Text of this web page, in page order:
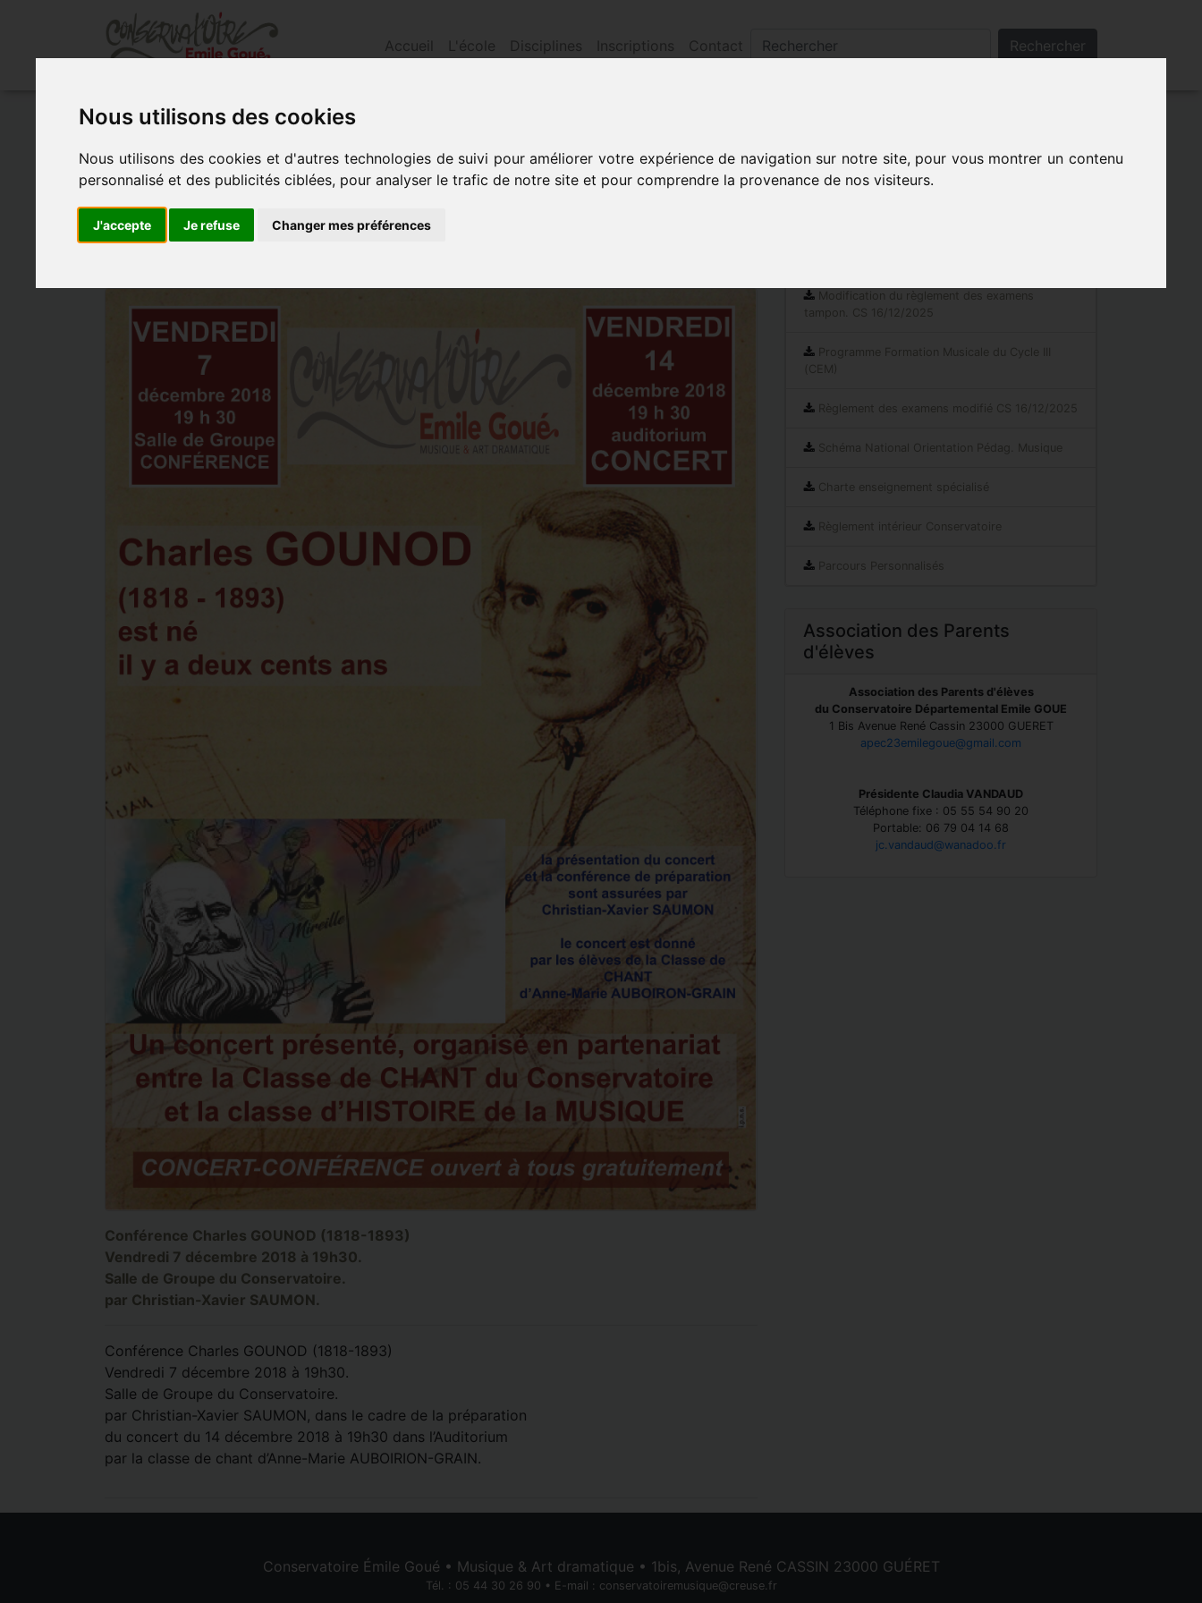
Nous utilisons des cookies
Nous utilisons des cookies et d'autres technologies de suivi pour améliorer votre expérience de navigation sur notre site, pour vous montrer un contenu
personnalisé et des publicités ciblées, pour analyser le trafic de notre site et pour comprendre la provenance de nos visiteurs.
J'accepte Je refuse Changer mes préférences
Accueil L'école Disciplines Inscriptions Contact Rechercher
Accueil» Actualités»ConfÉrence charles gounod
CONFÉRENCE Charles GOUNOD
- le 7 décembre 2018 à 19h30
Conférence Charles GOUNOD (1818-1893)
Vendredi 7 décembre 2018 à 19h30.
Salle de Groupe du Conservatoire.
par Christian-Xavier SAUMON.
Conférence Charles GOUNOD (1818-1893)
Vendredi 7 décembre 2018 à 19h30.
Salle de Groupe du Conservatoire.
par Christian-Xavier SAUMON, dans le cadre de la préparation
du concert du 14 décembre 2018 à 19h30 dans l’Auditorium
par la classe de chant d’Anne-Marie AUBOIRION-GRAIN.
Les indispensables
Modification du règlement des examens
tampon. CS 16/12/2025
Programme Formation Musicale du Cycle III
(CEM)
Règlement des examens modifié CS 16/12/2025
Schéma National Orientation Pédag. Musique
Charte enseignement spécialisé
Règlement intérieur Conservatoire
Parcours Personnalisés
Association des Parents
d'élèves
Association des Parents d'élèves
du Conservatoire Départemental Emile GOUE
1 Bis Avenue René Cassin 23000 GUERET
apec23emilegoue@gmail.com
Présidente Claudia VANDAUD
Téléphone fixe : 05 55 54 90 20
Portable: 06 79 04 14 68
jc.vandaud@wanadoo.fr
Conservatoire Émile Goué • Musique & Art dramatique • 1bis, Avenue René CASSIN 23000 GUÉRET
Tél. : 05 44 30 26 90 • E-mail : conservatoiremusique@creuse.fr